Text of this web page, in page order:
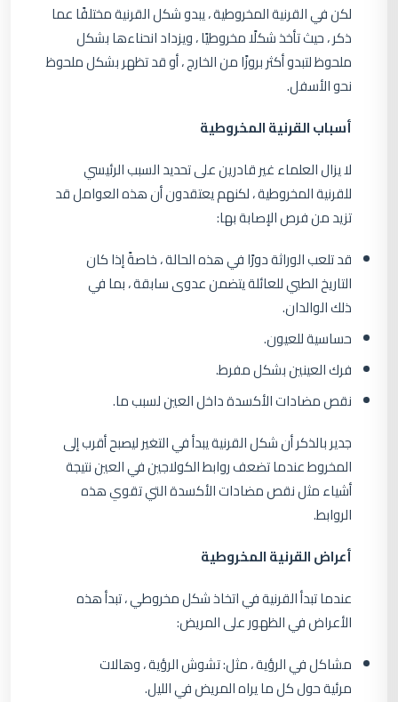
لكن في القرنية المخروطية ، يبدو شكل القرنية مختلفًا عما
ذكر ، حيث تأخذ شكلًا مخروطيًا ، ويزداد انحناءها بشكل
ملحوظ لتبدو أكثر بروزًا من الخارج ، أو قد تظهر بشكل ملحوظ
نحو الأسفل.
أسباب القرنية المخروطية
لا يزال العلماء غير قادرين على تحديد السبب الرئيسي
للقرنية المخروطية ، لكنهم يعتقدون أن هذه العوامل قد
تزيد من فرص الإصابة بها:
قد تلعب الوراثة دورًا في هذه الحالة ، خاصةً إذا كان
التاريخ الطبي للعائلة يتضمن عدوى سابقة ، بما في
ذلك الوالدان.
حساسية للعيون.
فرك العينين بشكل مفرط.
نقص مضادات الأكسدة داخل العين لسبب ما.
جدير بالذكر أن شكل القرنية يبدأ في التغير ليصبح أقرب إلى
المخروط عندما تضعف روابط الكولاجين في العين نتيجة
أشياء مثل نقص مضادات الأكسدة التي تقوي هذه
الروابط.
أعراض القرنية المخروطية
عندما تبدأ القرنية في اتخاذ شكل مخروطي ، تبدأ هذه
الأعراض في الظهور على المريض:
مشاكل في الرؤية ، مثل: تشوش الرؤية ، وهالات
مرئية حول كل ما يراه المريض في الليل.